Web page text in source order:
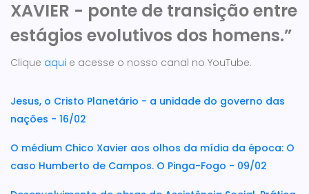
XAVIER - ponte de transição entre
estágios evolutivos dos homens.”
Clique aqui e acesse o nosso canal no YouTube.
Jesus, o Cristo Planetário - a unidade do governo das
nações - 16/02
O médium Chico Xavier aos olhos da mídia da época: O
caso Humberto de Campos. O Pinga-Fogo - 09/02